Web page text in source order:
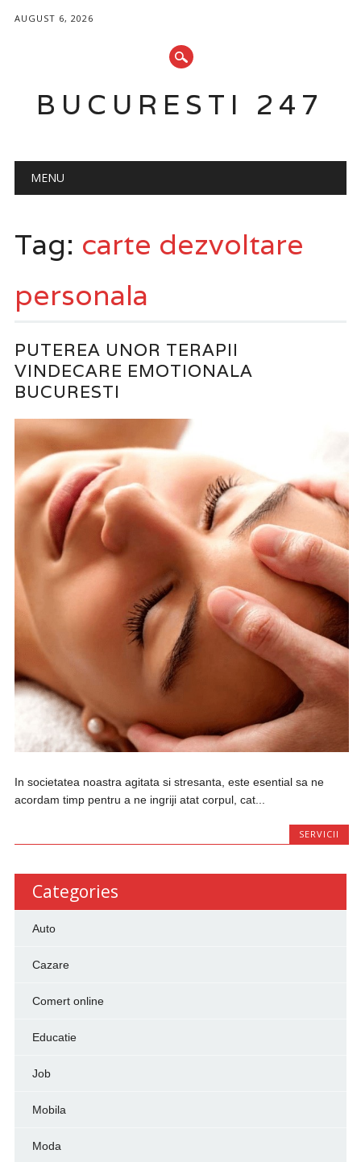
AUGUST 6, 2026
BUCURESTI 247
Main menu
MENU
Tag: carte dezvoltare
personala
PUTEREA UNOR TERAPII
VINDECARE EMOTIONALA
BUCURESTI
In societatea noastra agitata si stresanta, este esential sa ne
acordam timp pentru a ne ingriji atat corpul, cat...
SERVICII
Categories
Auto
Cazare
Comert online
Educatie
Job
Mobila
Moda